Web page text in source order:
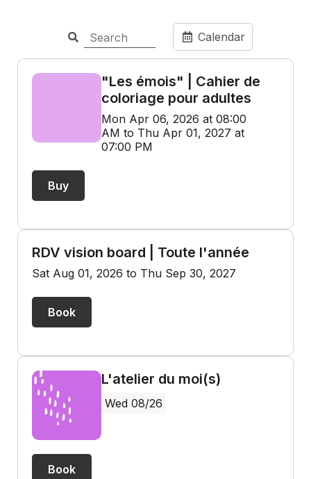
Calendar
"Les émois" | Cahier de
coloriage pour adultes
Mon Apr 06, 2026 at 08:00
AM to Thu Apr 01, 2027 at
07:00 PM
Buy
RDV vision board | Toute l'année
Sat Aug 01, 2026 to Thu Sep 30, 2027
Book
L'atelier du moi(s)
Wed 08/26
Book